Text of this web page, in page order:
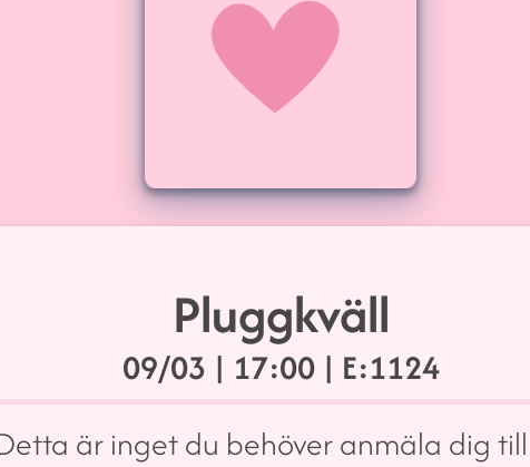
Pluggkväll
09/03 | 17:00 | E:1124
är inget du behöver anmäla dig